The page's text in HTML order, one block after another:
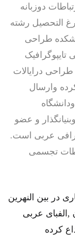
دوزبانه
التحصیل رشته
طراحی
درایالات
وارسال
ودانشگاه
و عضو
عربی است.
تجسمی
در بین النهرین
,الفبای عربی
کرده